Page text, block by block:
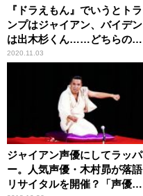
『ドラえもん』でいうとトラ
ンプはジャイアン、バイデン
は出木杉くん……どちらのほ
うが日本にはいいのか
2020.11.03
ジャイアン声優にしてラッパ
ー。人気声優・木村昴が落語
リサイタルを開催？「声優落